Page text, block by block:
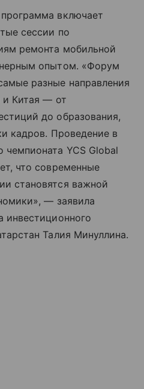
включает
сессии по
ремонта мобильной
опытом. «Форум
разные направления
и Китая — от
до образования,
кадров. Проведение в
чемпионата YCS Global
что современные
становятся важной
— заявила
инвестиционного
Талия Минуллина.